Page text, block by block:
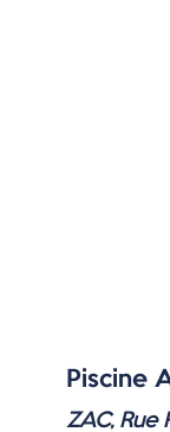
Piscine
ZAC, Rue